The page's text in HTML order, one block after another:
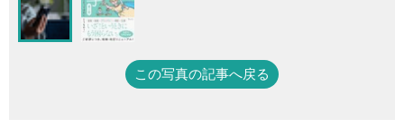
この写真の記事へ戻る